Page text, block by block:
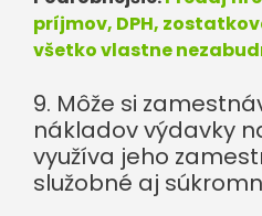
príjmov, DPH,
všetko vlastne
9. Môže si
nákladov výdavky
využíva jeho
služobné aj